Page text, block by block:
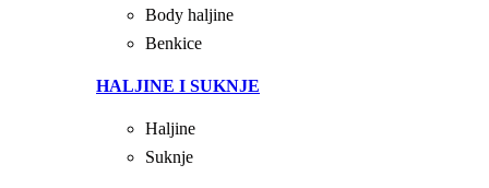
Body haljine
Benkice
HALJINE I SUKNJE
Haljine
Suknje